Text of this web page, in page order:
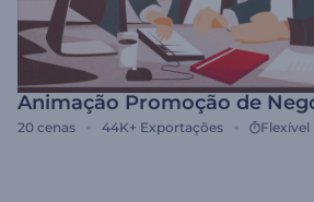
Animação Promoção de
20 cenas 44K+ Exportações Flexível